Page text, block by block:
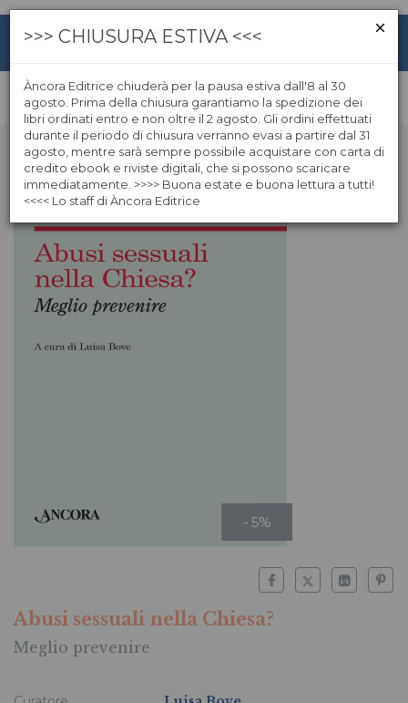
- 5%
Abusi sessuali nella Chiesa?
Meglio prevenire
>>> CHIUSURA ESTIVA <<<
Àncora Editrice chiuderà per la pausa estiva dall'8 al 30
agosto. Prima della chiusura garantiamo la spedizione dei
libri ordinati entro e non oltre il 2 agosto. Gli ordini effettuati
durante il periodo di chiusura verranno evasi a partire dal 31
agosto, mentre sarà sempre possibile acquistare con carta di
credito ebook e riviste digitali, che si possono scaricare
immediatamente. >>>> Buona estate e buona lettura a tutti!
<<<< Lo staff di Àncora Editrice